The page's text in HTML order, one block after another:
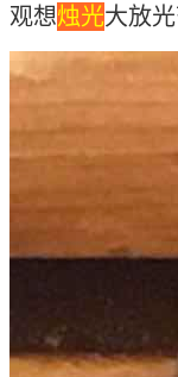
观想烛光大放光